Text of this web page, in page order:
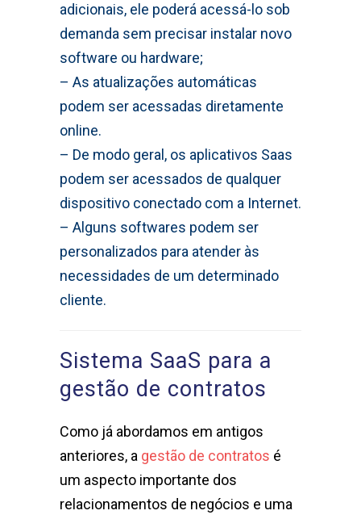
adicionais, ele poderá acessá-lo sob
demanda sem precisar instalar novo
software ou hardware;
– As atualizações automáticas
podem ser acessadas diretamente
online.
– De modo geral, os aplicativos Saas
podem ser acessados de qualquer
dispositivo conectado com a Internet.
– Alguns softwares podem ser
personalizados para atender às
necessidades de um determinado
cliente.
Sistema SaaS para a
gestão de contratos
Como já abordamos em antigos
anteriores, a gestão de contratos é
um aspecto importante dos
relacionamentos de negócios e uma